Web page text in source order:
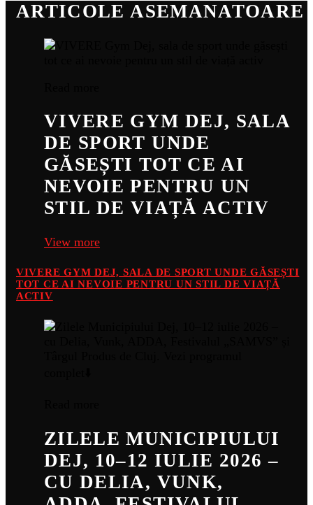
ARTICOLE ASEMANATOARE
VIVERE GYM DEJ, SALA
DE SPORT UNDE
GĂSEȘTI TOT CE AI
NEVOIE PENTRU UN
STIL DE VIAȚĂ ACTIV
View more
VIVERE GYM DEJ, SALA DE SPORT UNDE GĂSEȘTI
TOT CE AI NEVOIE PENTRU UN STIL DE VIAȚĂ
ACTIV
ZILELE MUNICIPIULUI
DEJ, 10–12 IULIE 2026 –
CU DELIA, VUNK,